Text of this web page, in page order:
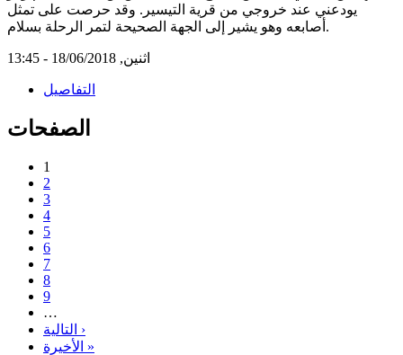
يودعني عند خروجي من قرية التيسير. وقد حرصت على تمثل
أصابعه وهو يشير إلى الجهة الصحيحة لتمر الرحلة بسلام.
اثنين, 18/06/2018 - 13:45
التفاصيل
الصفحات
1
2
3
4
5
6
7
8
9
…
التالية ›
الأخيرة »